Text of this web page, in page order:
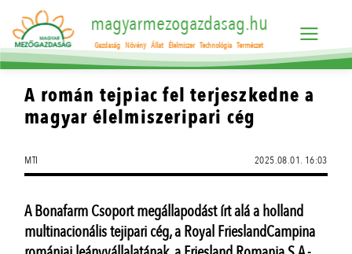
magyarmezogazdasag.hu
Gazdaság Növény Állat Élelmiszer Technológia Természet
A román tejpiac fel terjeszkedne a
magyar élelmiszeripari cég
MTI 2025.08.01. 16:03
A Bonafarm Csoport megállapodást írt alá a holland
multinacionális tejipari cég, a Royal FrieslandCampina